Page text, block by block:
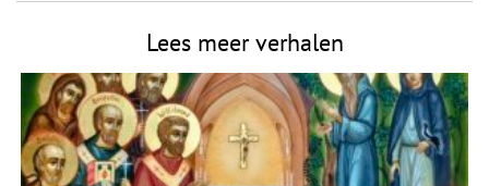
Lees meer verhalen